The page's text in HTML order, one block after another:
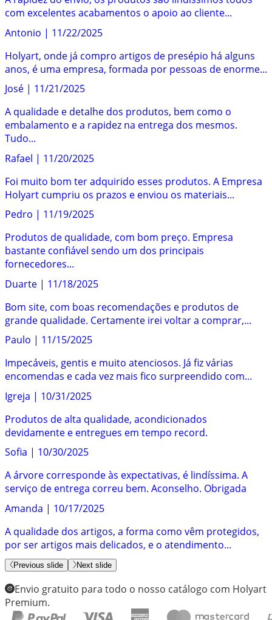
com excelentes acabamentos o apoio ao cliente...
Antonio | 11/22/2025
Holyart, onde já compro artigos de presépio há alguns
anos, é uma empresa, formada por pessoas de enorme...
José | 11/21/2025
A qualidade e detalhe dos produtos, bem como o
embalamento e a rapidez na entrega dos mesmos.
Tudo...
Rafael | 11/20/2025
Foi muito bom ter adquirido esses produtos. A Empresa
Holyart cumpriu os prazos e enviou os materiais...
Pedro | 11/19/2025
Produtos de qualidade, com bom preço. Empresa
bastante confiável sendo um dos principais
fornecedores...
Duarte | 11/18/2025
Bom site, com boas recomendações e produtos de
grande qualidade. Certamente irei voltar a comprar,...
Paulo | 11/15/2025
Impecáveis, gentis e muito atenciosos. Já fiz várias
encomendas e cada vez mais fico surpreendido com...
Igreja | 10/31/2025
Produtos de alta qualidade, acondicionados
devidamente e entregues em tempo record.
Sofia | 10/30/2025
A árvore corresponde às expectativas, é lindíssima. A
serviço de entrega correu bem. Aconselho. Obrigada
Amanda | 10/17/2025
A qualidade dos artigos, a forma como vêm protegidos,
por ser artigos mais delicados, e o atendimento...
Previous slide Next slide
Envio gratuito para todo o nosso catálogo com Holyart
Premium.